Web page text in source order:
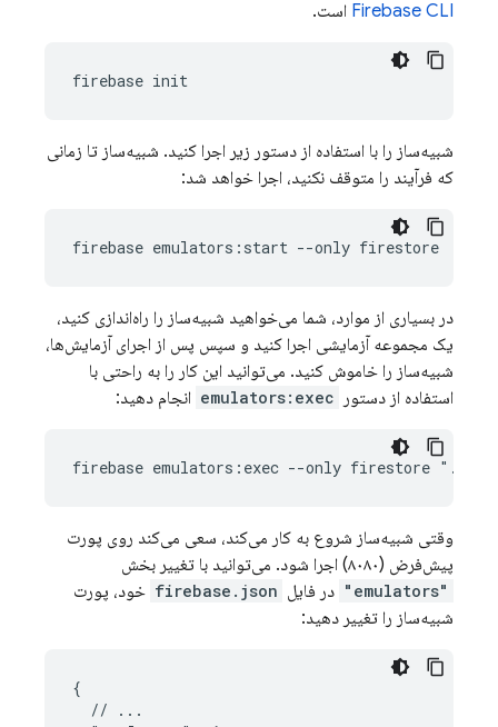
Firebase CLI است.
شبیه‌ساز را با استفاده از دستور زیر اجرا کنید. شبیه‌ساز تا زمانی
که فرآیند را متوقف نکنید، اجرا خواهد شد:
firebase emulators:start --only firestore
در بسیاری از موارد، شما می‌خواهید شبیه‌ساز را راه‌اندازی کنید،
یک مجموعه آزمایشی اجرا کنید و سپس پس از اجرای آزمایش‌ها،
شبیه‌ساز را خاموش کنید. می‌توانید این کار را به راحتی با
استفاده از دستور
emulators:exec انجام دهید:
firebase emulators:exec --only firestore "./
وقتی شبیه‌ساز شروع به کار می‌کند، سعی می‌کند روی پورت
پیش‌فرض (۸۰۸۰) اجرا شود. می‌توانید با تغییر بخش
"emulators" در فایل firebase.json خود، پورت
شبیه‌ساز را تغییر دهید:
{
  // ...